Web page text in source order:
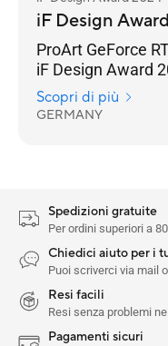
iF Design
ProArt GeForce
iF Design Award
prestigious design
Scopri di più
GERMANY
Spedizioni gratuite
Per ordini superiori a
Chiedici aiuto per i
Puoi scriverci via mail
Resi facili
Resi senza problemi
Pagamenti sicuri